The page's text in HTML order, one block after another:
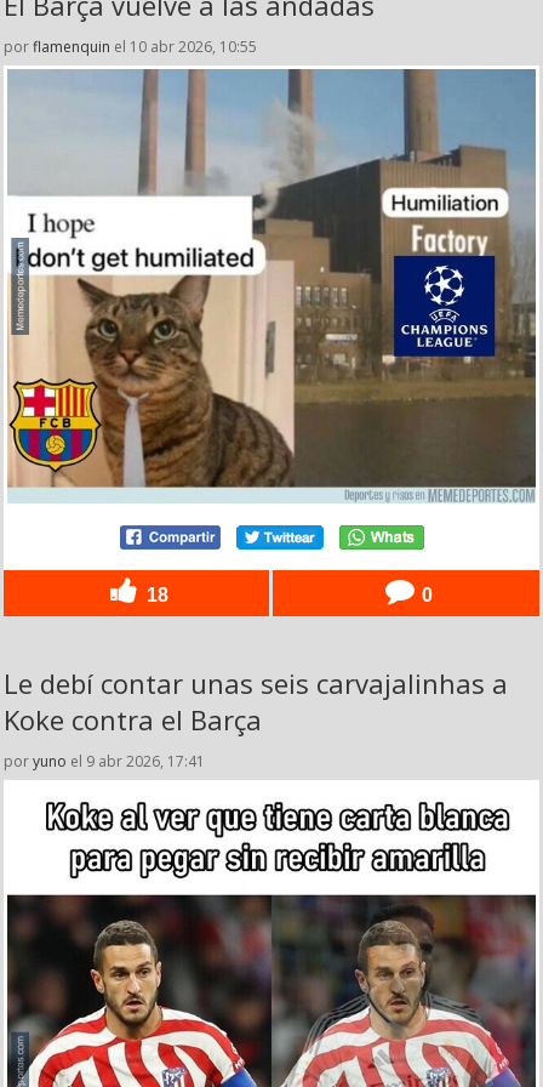
porflamenquin el 10 abr 2026, 10:55
18 0
Le debí contar unas seis carvajalinhas a
Koke contra el Barça
poryuno el 9 abr 2026, 17:41